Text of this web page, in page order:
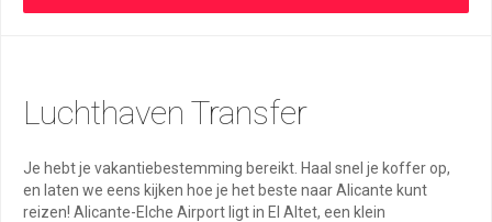
Luchthaven Transfer
Je hebt je vakantiebestemming bereikt. Haal snel je koffer op,
en laten we eens kijken hoe je het beste naar Alicante kunt
reizen! Alicante-Elche Airport ligt in El Altet, een klein